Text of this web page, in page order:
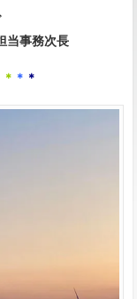
当事務次長
＊ ＊ ＊